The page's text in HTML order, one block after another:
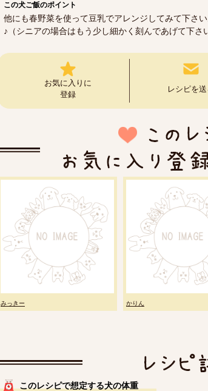
この犬ご飯のポイント
他にも春野菜を使って豆乳でアレンジしてみて下さ
♪（シニアの場合はもう少し細かく刻んであげて下さ
お気に入りに
登録
レシピを送
みっきー かりん
このレシピで想定する犬の体重